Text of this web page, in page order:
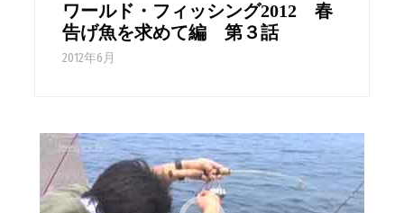
ワールド・フィッシング2012 春
告げ魚を求めて編 第３話
2012年6月